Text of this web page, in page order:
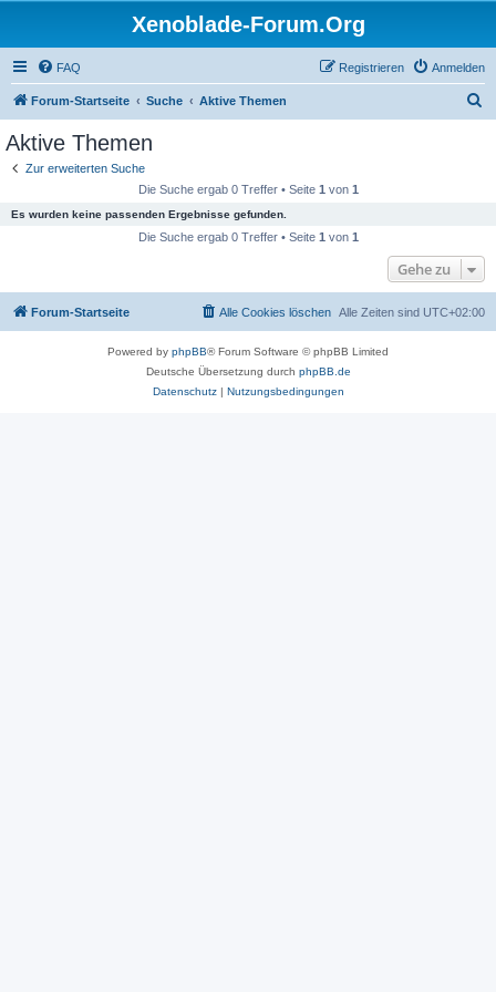
Xenoblade-Forum.Org
FAQ Anmelden
Registrieren
Forum-Startseite Suche Aktive Themen
Aktive Themen
Zur erweiterten Suche
Die Suche ergab 0 Treffer • Seite 1 von 1
Es wurden keine passenden Ergebnisse gefunden.
Die Suche ergab 0 Treffer • Seite 1 von 1
Gehe zu
Forum-Startseite Alle Zeiten sind UTC+02:00
Alle Cookies löschen
Powered by phpBB® Forum Software © phpBB Limited
Deutsche Übersetzung durch phpBB.de
Datenschutz| Nutzungsbedingungen